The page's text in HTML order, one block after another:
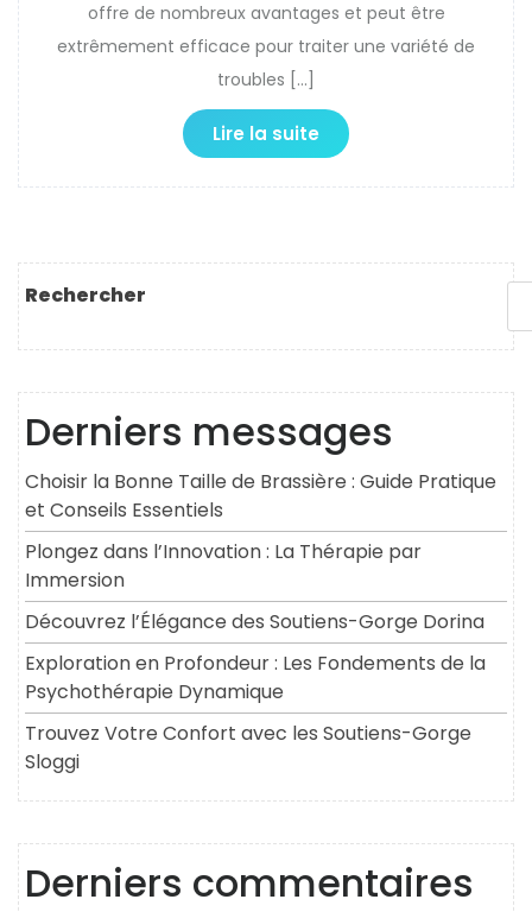
offre de nombreux avantages et peut être
extrêmement efficace pour traiter une variété de
troubles […]
Lire la suite
Rechercher
Derniers messages
Choisir la Bonne Taille de Brassière : Guide Pratique
et Conseils Essentiels
Plongez dans l’Innovation : La Thérapie par
Immersion
Découvrez l’Élégance des Soutiens-Gorge Dorina
Exploration en Profondeur : Les Fondements de la
Psychothérapie Dynamique
Trouvez Votre Confort avec les Soutiens-Gorge
Sloggi
Derniers commentaires